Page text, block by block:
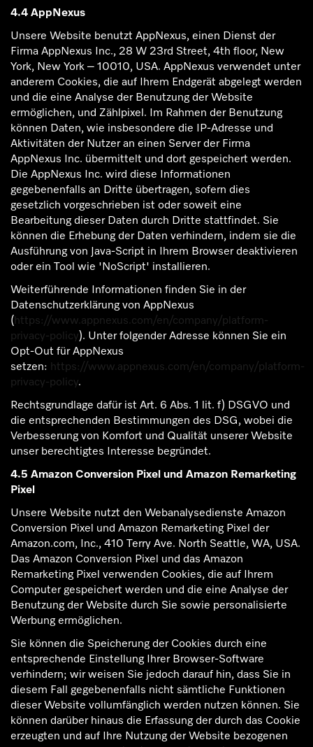
4.4 AppNexus
Unsere Website benutzt AppNexus, einen Dienst der
Firma AppNexus Inc., 28 W 23rd Street, 4th floor, New
York, New York – 10010, USA. AppNexus verwendet unter
anderem Cookies, die auf Ihrem Endgerät abgelegt werden
und die eine Analyse der Benutzung der Website
ermöglichen, und Zählpixel. Im Rahmen der Benutzung
können Daten, wie insbesondere die IP-Adresse und
Aktivitäten der Nutzer an einen Server der Firma
AppNexus Inc. übermittelt und dort gespeichert werden.
Die AppNexus Inc. wird diese Informationen
gegebenenfalls an Dritte übertragen, sofern dies
gesetzlich vorgeschrieben ist oder soweit eine
Bearbeitung dieser Daten durch Dritte stattfindet. Sie
können die Erhebung der Daten verhindern, indem sie die
Ausführung von Java-Script in Ihrem Browser deaktivieren
oder ein Tool wie 'NoScript' installieren.
Weiterführende Informationen finden Sie in der
Datenschutzerklärung von AppNexus
( https://www.appnexus.com/en/company/platform-
privacy-policy). Unter folgender Adresse können Sie ein
Opt-Out für AppNexus
setzen: https://www.appnexus.com/en/company/platform-
privacy-policy.
Rechtsgrundlage dafür ist Art. 6 Abs. 1 lit. f) DSGVO und
die entsprechenden Bestimmungen des DSG, wobei die
Verbesserung von Komfort und Qualität unserer Website
unser berechtigtes Interesse begründet.
4.5 Amazon Conversion Pixel und Amazon Remarketing
Pixel
Unsere Website nutzt den Webanalysedienste Amazon
Conversion Pixel und Amazon Remarketing Pixel der
Amazon.com, Inc., 410 Terry Ave. North Seattle, WA, USA.
Das Amazon Conversion Pixel und das Amazon
Remarketing Pixel verwenden Cookies, die auf Ihrem
Computer gespeichert werden und die eine Analyse der
Benutzung der Website durch Sie sowie personalisierte
Werbung ermöglichen.
Sie können die Speicherung der Cookies durch eine
entsprechende Einstellung Ihrer Browser-Software
verhindern; wir weisen Sie jedoch darauf hin, dass Sie in
diesem Fall gegebenenfalls nicht sämtliche Funktionen
dieser Website vollumfänglich werden nutzen können. Sie
können darüber hinaus die Erfassung der durch das Cookie
erzeugten und auf Ihre Nutzung der Website bezogenen